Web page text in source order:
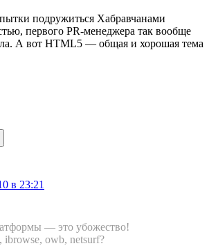
подружиться Хабравчанами
первого PR-менеджера так вообще
А вот HTML5 — общая и хорошая тема
в 23:21
— это убожество!
ibrowse, owb, netsurf?